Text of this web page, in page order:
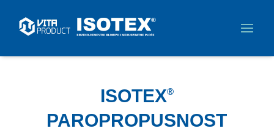
ISOTEX®
PAROPROPUSNOST